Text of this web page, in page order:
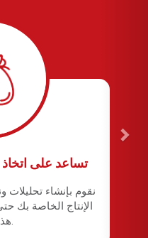
تساعد على
نقوم بإنشاء تحليلات
الإنتاج الخاصة بك
هذا النظام.